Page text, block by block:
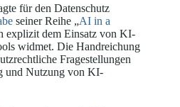
für den Datenschutz
seiner Reihe „AI in a
explizit dem Einsatz von KI-
widmet. Die Handreichung
Fragestellungen
und Nutzung von KI-